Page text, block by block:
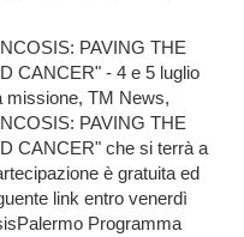
PAVING THE
CANCER" - 4 e 5 luglio
missione, TM News,
PAVING THE
CANCER" che si terrà a
è gratuita ed
link entro venerdì
Programma